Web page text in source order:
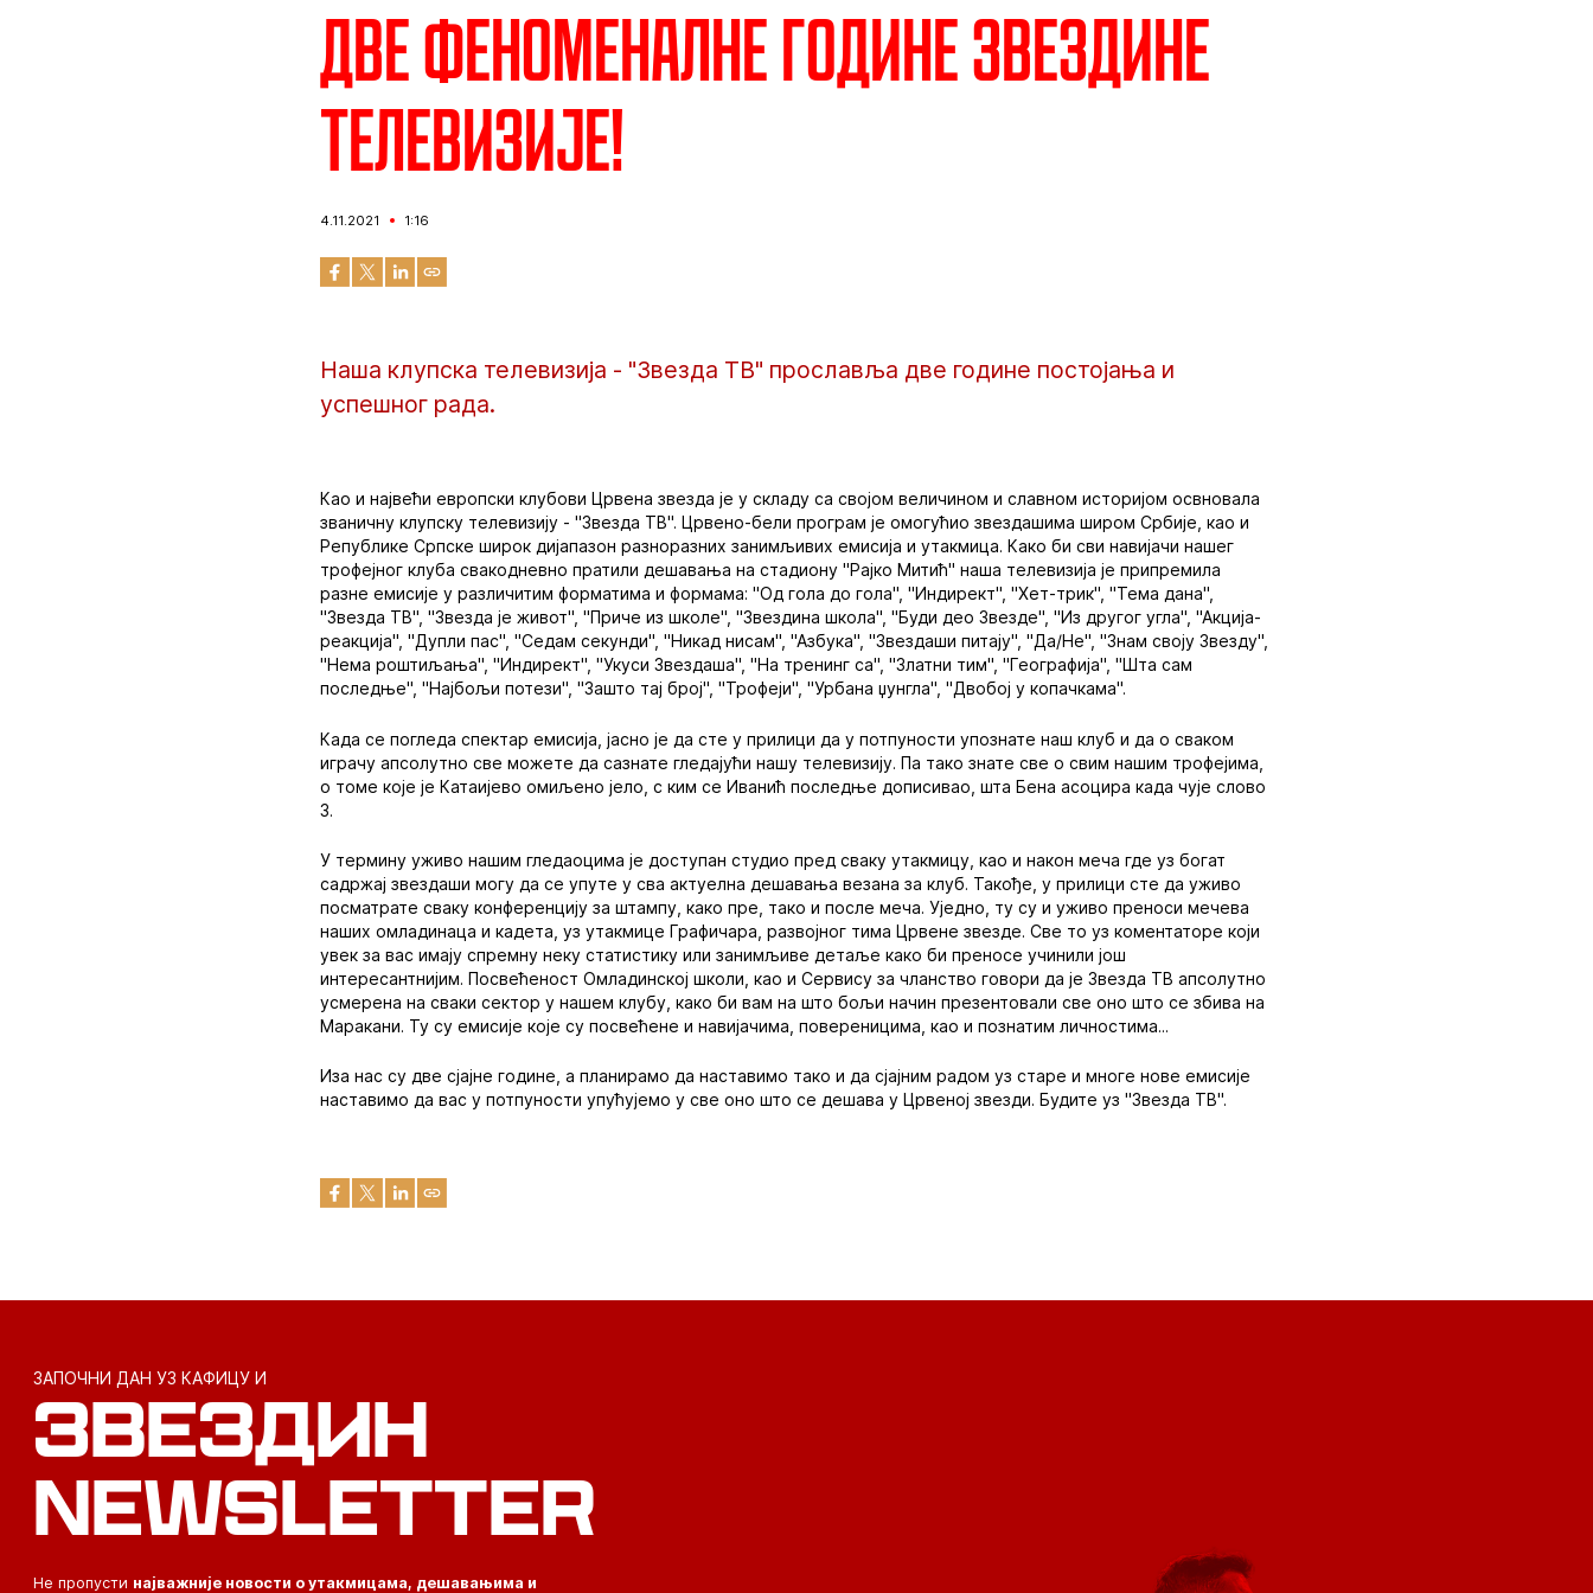
Две феноменалне године Звездине
телевизије!
4.11.2021 1:16
Наша клупска телевизија - "Звезда ТВ" прославља две године постојања и
успешног рада.
Као и највећи европски клубови Црвена звезда је у складу са својом величином и славном историјом освновала
званичну клупску телевизију - "Звезда ТВ". Црвено-бели програм је омогућио звездашима широм Србије, као и
Републике Српске широк дијапазон разноразних занимљивих емисија и утакмица. Како би сви навијачи нашег
трофејног клуба свакодневно пратили дешавања на стадиону "Рајко Митић" наша телевизија је припремила
разне емисије у различитим форматима и формама: "Од гола до гола", "Индирект", "Хет-трик", "Тема дана",
"Звезда ТВ", "Звезда је живот", "Приче из школе", "Звездина школа", "Буди део Звезде", "Из другог угла", "Акција-
реакција", "Дупли пас", "Седам секунди", "Никад нисам", "Азбука", "Звездаши питају", "Да/Не", "Знам своју Звезду",
"Нема роштиљања", "Индирект", "Укуси Звездаша", "На тренинг са", "Златни тим", "Географија", "Шта сам
последње", "Најбољи потези", "Зашто тај број", "Трофеји", "Урбана џунгла", "Двобој у копачкама".
Када се погледа спектар емисија, јасно је да сте у прилици да у потпуности упознате наш клуб и да о сваком
играчу апсолутно све можете да сазнате гледајући нашу телевизију. Па тако знате све о свим нашим трофејима,
о томе које је Катаијево омиљено јело, с ким се Иванић последње дописивао, шта Бена асоцира када чује слово
З.
У термину уживо нашим гледаоцима је доступан студио пред сваку утакмицу, као и након меча где уз богат
садржај звездаши могу да се упуте у сва актуелна дешавања везана за клуб. Такође, у прилици сте да уживо
посматрате сваку конференцију за штампу, како пре, тако и после меча. Уједно, ту су и уживо преноси мечева
наших омладинаца и кадета, уз утакмице Графичара, развојног тима Црвене звезде. Све то уз коментаторе који
увек за вас имају спремну неку статистику или занимљиве детаље како би преносе учинили још
интересантнијим. Посвећеност Омладинској школи, као и Сервису за чланство говори да је Звезда ТВ апсолутно
усмерена на сваки сектор у нашем клубу, како би вам на што бољи начин презентовали све оно што се збива на
Маракани. Ту су емисије које су посвећене и навијачима, повереницима, као и познатим личностима...
Иза нас су две сјајне године, а планирамо да наставимо тако и да сјајним радом уз старе и многе нове емисије
наставимо да вас у потпуности упућујемо у све оно што се дешава у Црвеној звезди. Будите уз "Звезда ТВ".
ЗАПОЧНИ ДАН УЗ КАФИЦУ И
ЗВЕЗДИН
NEWSLETTER
Не пропусти најважније новости о утакмицама, дешавањима и